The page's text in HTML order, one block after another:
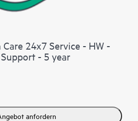
24x7 Service - HW -
- 5 year
anfordern